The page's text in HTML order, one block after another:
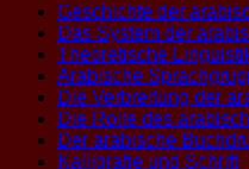
Geschichte der
Das System der
Theoretische
Arabische
Die Verbreitung der
Die Rolle des
Der arabische
Kalligrafie und Schrift